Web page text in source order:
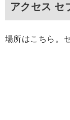
アクセス セ
場所はこちら。